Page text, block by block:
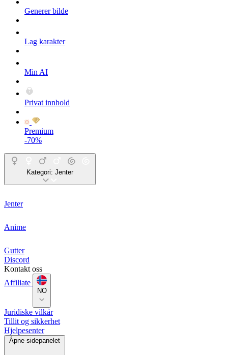
Generer bilde
Lag karakter
Min AI
Privat innhold
Premium
-70%
Kategori: Jenter
Jenter
Anime
Gutter
Discord
Kontakt oss
Affiliate
NO
Juridiske vilkår
Tillit og sikkerhet
Hjelpesenter
Åpne sidepanelet